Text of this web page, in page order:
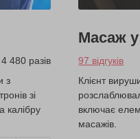
480 разів
з
зі
калібру
Масаж
97 відгуків
Клієнт
включає
масажів.